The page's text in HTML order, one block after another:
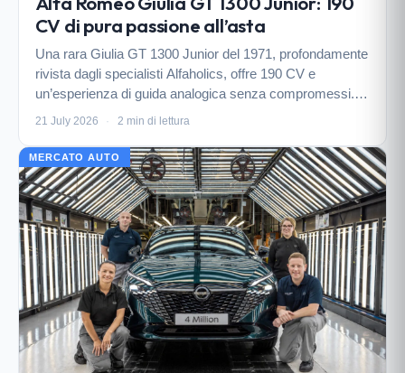
CV di pura passione all’asta
Una rara Giulia GT 1300 Junior del 1971, profondamente
rivista dagli specialisti Alfaholics, offre 190 CV e
un’esperienza di guida analogica senza compromessi. In
vendita a circa 82.000 euro, rappresenta un pezzo unico
21 July 2026 · 2 min di lettura
MERCATO AUTO